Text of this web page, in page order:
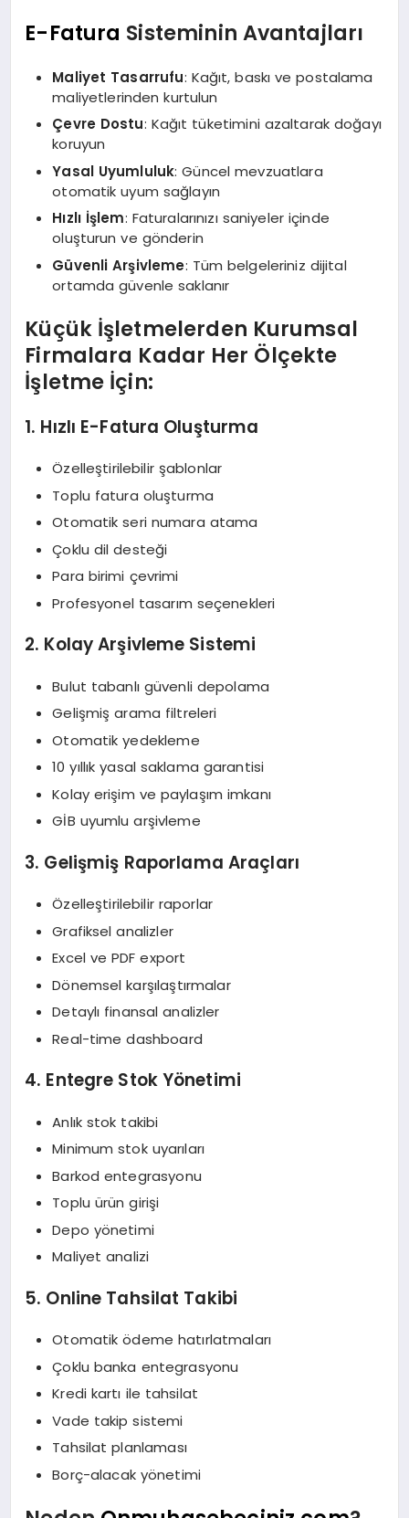
E-Fatura Sisteminin Avantajları
Maliyet Tasarrufu: Kağıt, baskı ve postalama
maliyetlerinden kurtulun
Çevre Dostu: Kağıt tüketimini azaltarak doğayı
koruyun
Yasal Uyumluluk: Güncel mevzuatlara
otomatik uyum sağlayın
Hızlı İşlem: Faturalarınızı saniyeler içinde
oluşturun ve gönderin
Güvenli Arşivleme: Tüm belgeleriniz dijital
ortamda güvenle saklanır
Küçük İşletmelerden Kurumsal
Firmalara Kadar Her Ölçekte
İşletme İçin:
1. Hızlı E-Fatura Oluşturma
Özelleştirilebilir şablonlar
Toplu fatura oluşturma
Otomatik seri numara atama
Çoklu dil desteği
Para birimi çevrimi
Profesyonel tasarım seçenekleri
2. Kolay Arşivleme Sistemi
Bulut tabanlı güvenli depolama
Gelişmiş arama filtreleri
Otomatik yedekleme
10 yıllık yasal saklama garantisi
Kolay erişim ve paylaşım imkanı
GİB uyumlu arşivleme
3. Gelişmiş Raporlama Araçları
Özelleştirilebilir raporlar
Grafiksel analizler
Excel ve PDF export
Dönemsel karşılaştırmalar
Detaylı finansal analizler
Real-time dashboard
4. Entegre Stok Yönetimi
Anlık stok takibi
Minimum stok uyarıları
Barkod entegrasyonu
Toplu ürün girişi
Depo yönetimi
Maliyet analizi
5. Online Tahsilat Takibi
Otomatik ödeme hatırlatmaları
Çoklu banka entegrasyonu
Kredi kartı ile tahsilat
Vade takip sistemi
Tahsilat planlaması
Borç-alacak yönetimi